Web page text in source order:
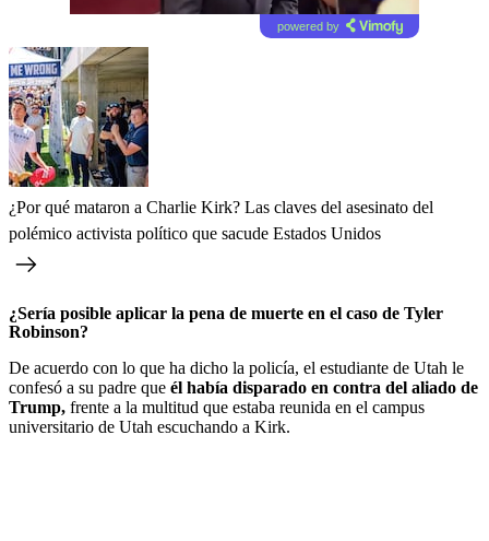
powered by
¿Por qué mataron a Charlie Kirk? Las claves del asesinato del
polémico activista político que sacude Estados Unidos
¿Sería posible aplicar la pena de muerte en el caso de Tyler
Robinson?
De acuerdo con lo que ha dicho la policía, el estudiante de Utah le
confesó a su padre que él había disparado en contra del aliado de
Trump, frente a la multitud que estaba reunida en el campus
universitario de Utah escuchando a Kirk.